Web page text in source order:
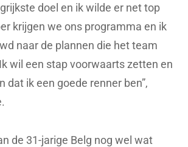
doel en ik wilde er net top
krijgen we ons programma en ik
naar de plannen die het team
wil een stap voorwaarts zetten en
dat ik een goede renner ben”,
de 31-jarige Belg nog wel wat